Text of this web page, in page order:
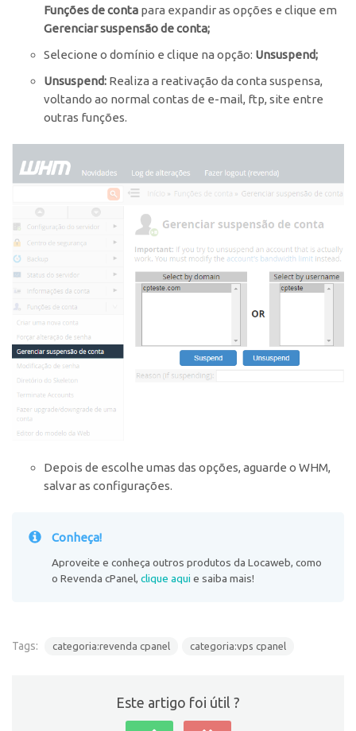
Funções de conta para expandir as opções e clique em
Gerenciar suspensão de conta;
Selecione o domínio e clique na opção: Unsuspend;
Unsuspend: Realiza a reativação da conta suspensa,
voltando ao normal contas de e-mail, ftp, site entre
outras funções.
Depois de escolhe umas das opções, aguarde o WHM,
salvar as configurações.
Conheça!
Aproveite e conheça outros produtos da Locaweb, como
o Revenda cPanel, clique aqui e saiba mais!
Tags: categoria:revenda cpanel categoria:vps cpanel
Este artigo foi útil ?